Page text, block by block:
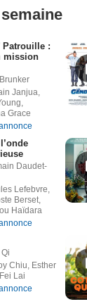
Patrouille :
mission
Janjua,
Grace
Daudet-
Lefebvre,
Berset,
Haïdara
Chiu, Esther
Lai